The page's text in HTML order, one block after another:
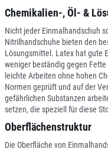
Chemikalien-, Öl- &
Nicht jeder Einmalhandschuh
Nitrilhandschuhe bieten den
Lösungsmittel. Latex hat gute
weniger beständig gegen
leichte Arbeiten ohne hohen
Normen geprüft und auf der
gefährlichen Substanzen
setzen, die speziell für diese
Oberflächenstruktur
Die Oberfläche von